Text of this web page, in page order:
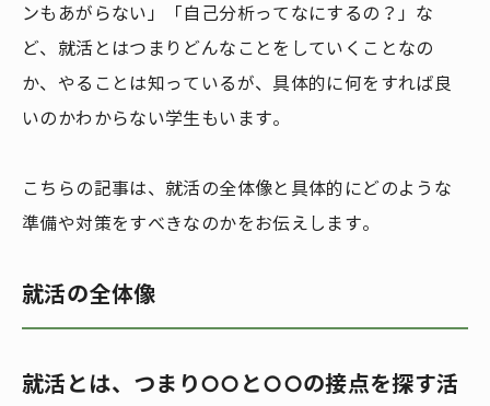
ンもあがらない」「自己分析ってなにするの？」な
ど、就活とはつまりどんなことをしていくことなの
か、やることは知っているが、具体的に何をすれば良
いのかわからない学生もいます。
こちらの記事は、就活の全体像と具体的にどのような
準備や対策をすべきなのかをお伝えします。
就活の全体像
就活とは、つまり○○と○○の接点を探す活